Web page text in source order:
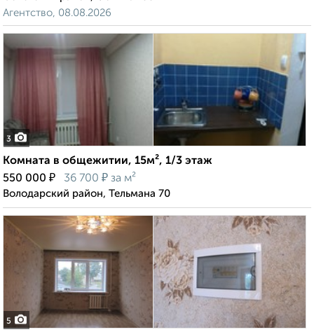
Агентство, 08.08.2026
3
Комната в общежитии, 15м², 1/3 этаж
550 000 ₽ 36 700 ₽ за м²
Володарский район, Тельмана 70
5